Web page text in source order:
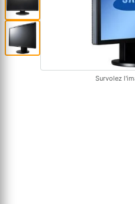
Survolez